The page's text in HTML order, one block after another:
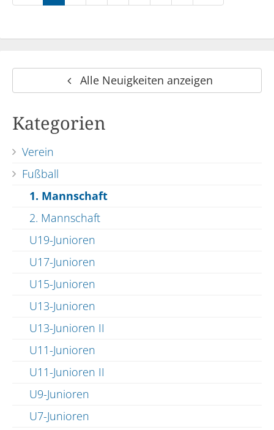
Alle Neuigkeiten anzeigen
Kategorien
Verein
Fußball
1. Mannschaft
2. Mannschaft
U19-Junioren
U17-Junioren
U15-Junioren
U13-Junioren
U13-Junioren II
U11-Junioren
U11-Junioren II
U9-Junioren
U7-Junioren